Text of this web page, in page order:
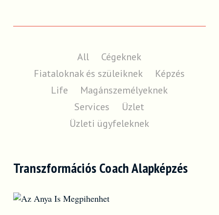
All
Cégeknek
Fiataloknak és szüleiknek
Képzés
Life
Magánszemélyeknek
Services
Üzlet
Üzleti ügyfeleknek
Transzformációs Coach Alapképzés